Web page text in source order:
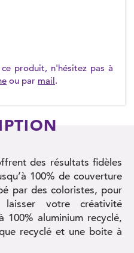
produit, n'hésitez pas à
ou par mail.
des résultats fidèles
100% de couverture
par des coloristes, pour
votre créativité
100% aluminium recyclé,
recyclé et une boite à